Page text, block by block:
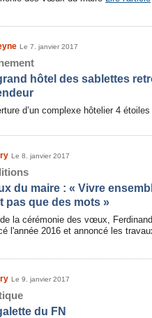
Le 7. janvier 2017
hôtel des sablettes
d’un complexe hôtelier 4 étoiles
Le 8. janvier 2017
du maire : « Vivre
pas que des mots »
la cérémonie des vœux,
l'année 2016 et annoncé les
Le 9. janvier 2017
du FN